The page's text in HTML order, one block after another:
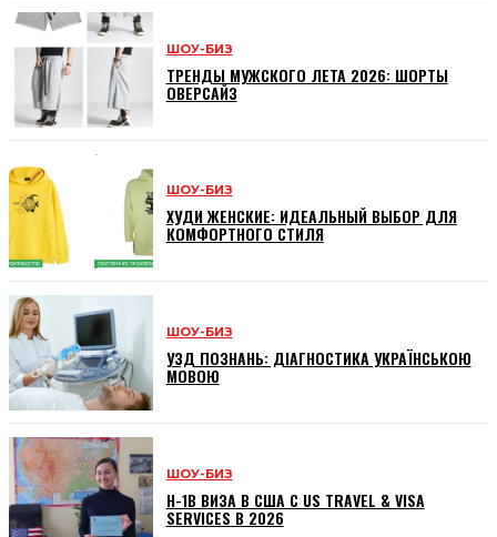
ШОУ-БИЗ
ТРЕНДЫ МУЖСКОГО ЛЕТА 2026: ШОРТЫ
ОВЕРСАЙЗ
ШОУ-БИЗ
ХУДИ ЖЕНСКИЕ: ИДЕАЛЬНЫЙ ВЫБОР ДЛЯ
КОМФОРТНОГО СТИЛЯ
ШОУ-БИЗ
УЗД ПОЗНАНЬ: ДІАГНОСТИКА УКРАЇНСЬКОЮ
МОВОЮ
ШОУ-БИЗ
H-1B ВИЗА В США С US TRAVEL & VISA
SERVICES В 2026